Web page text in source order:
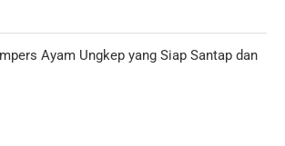
Ayam Ungkep yang Siap Santap dan